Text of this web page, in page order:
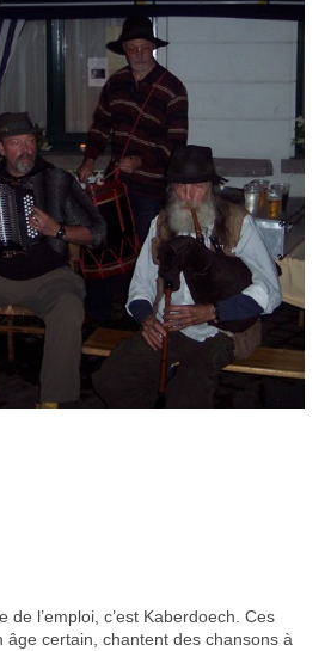
de l’emploi, c’est Kaberdoech. Ces
âge certain, chantent des chansons à